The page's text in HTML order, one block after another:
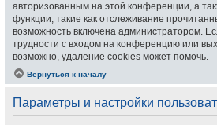
авторизованным на этой конференции, а
функции, такие как отслеживание
возможность включена администратором.
трудности с входом на конференцию или
возможно, удаление cookies может помочь.
Вернуться к началу
Параметры и настройки